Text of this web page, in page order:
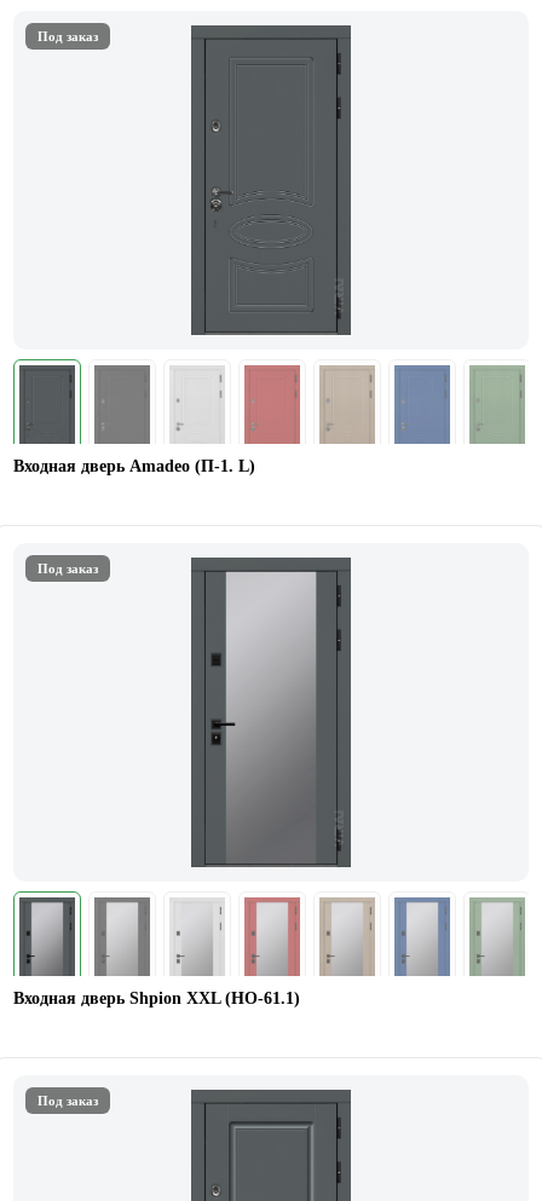
Под заказ
Входная дверь Amadeo (П-1. L)
Под заказ
Входная дверь Shpion XXL (НО-61.1)
Под заказ